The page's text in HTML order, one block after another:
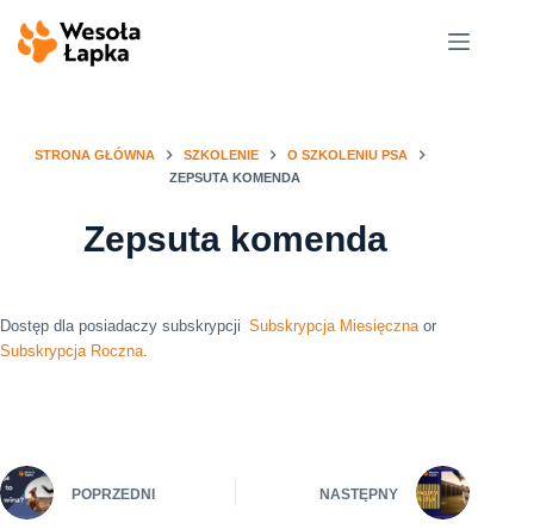
do
STRONA GŁÓWNA SZKOLENIE
O SZKOLENIU PSA
ZEPSUTA KOMENDA
Zepsuta komenda
Dostęp dla posiadaczy subskrypcji Subskrypcja Miesięcznaor
Subskrypcja Roczna.
POPRZEDNI NASTĘPNY